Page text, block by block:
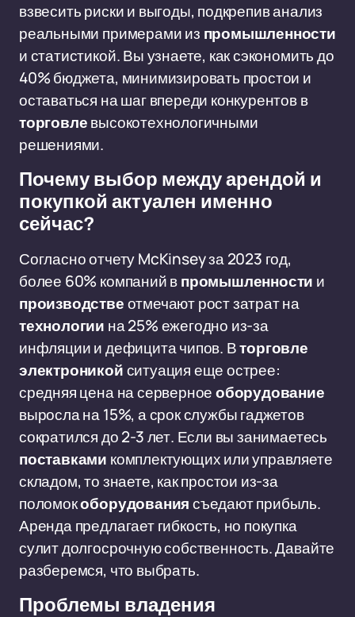
взвесить риски и выгоды, подкрепив анализ
реальными примерами из промышленности
и статистикой. Вы узнаете, как сэкономить до
40% бюджета, минимизировать простои и
оставаться на шаг впереди конкурентов в
торговлевысокотехнологичными
решениями.
Почему выбор между арендой и
покупкой актуален именно
сейчас?
Согласно отчету McKinsey за 2023 год,
более 60% компаний впромышленности и
производствеотмечают рост затрат на
технологии на 25% ежегодно из-за
инфляции и дефицита чипов. Вторговле
электроникойситуация еще острее:
средняя цена на серверноеоборудование
выросла на 15%, а срок службы гаджетов
сократился до 2-3 лет. Если вы занимаетесь
поставками комплектующих или управляете
складом, то знаете, как простои из-за
поломокоборудованиясъедают прибыль.
Аренда предлагает гибкость, но покупка
сулит долгосрочную собственность. Давайте
разберемся, что выбрать.
Проблемы владения